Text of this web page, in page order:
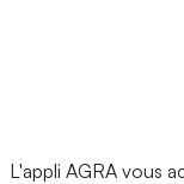
L'appli AGRA vous